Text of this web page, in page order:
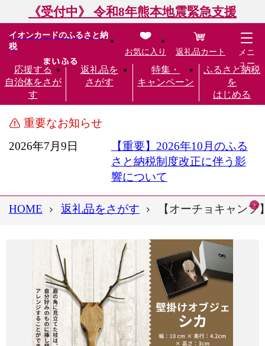
《受付中》 令和8年熊本地震緊急支援
イオンカードのふるさと納
税
応援する
自治体をさが
す
返礼品を
さがす
特集・
キャンペーン
ふるさと納税
を
はじめる
お気に入り 返礼品カート
メニ
ュー
重要なお知らせ
2026年7月9日
【重要】2026年10月のふる
さと納税制度改正に伴う影
響について
HOME 返礼品をさがす 【オーチョキャン